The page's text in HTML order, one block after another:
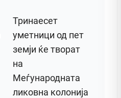
Тринаесет
уметници од пет
земји ќе творат
на
Меѓународната
ликовна колонија